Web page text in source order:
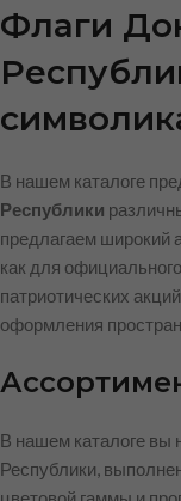
Флаги
В нашем каталоге
Республики
предлагаем широкий
как для
патриотических
оформления
В нашем каталоге вы
Республики,